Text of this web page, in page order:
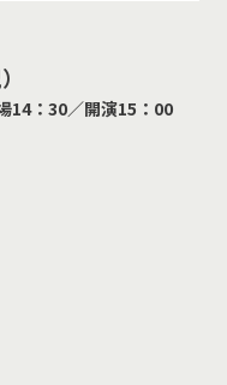
：30／開演15：00